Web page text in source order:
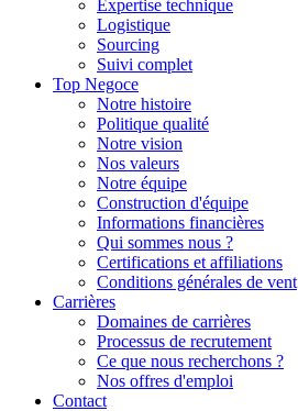
Expertise technique
Logistique
Sourcing
Suivi complet
Top Negoce
Notre histoire
Politique qualité
Notre vision
Nos valeurs
Notre équipe
Construction d'équipe
Informations financières
Qui sommes nous ?
Certifications et affiliations
Conditions générales de vent
Carrières
Domaines de carrières
Processus de recrutement
Ce que nous recherchons ?
Nos offres d'emploi
Contact